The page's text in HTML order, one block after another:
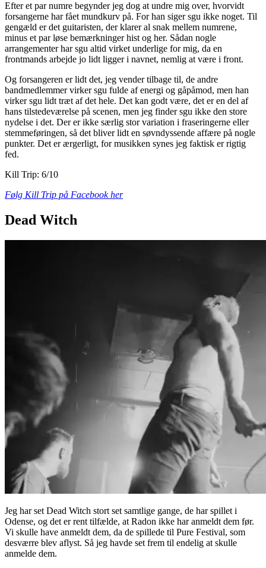
Efter et par numre begynder jeg dog at undre mig over, hvorvidt
forsangerne har fået mundkurv på. For han siger sgu ikke noget. Til
gengæld er det guitaristen, der klarer al snak mellem numrene,
minus et par løse bemærkninger hist og her. Sådan nogle
arrangementer har sgu altid virket underlige for mig, da en
frontmands arbejde jo lidt ligger i navnet, nemlig at være i front.
Og forsangeren er lidt det, jeg vender tilbage til, de andre
bandmedlemmer virker sgu fulde af energi og gåpåmod, men han
virker sgu lidt træt af det hele. Det kan godt være, det er en del af
hans tilstedeværelse på scenen, men jeg finder sgu ikke den store
nydelse i det. Der er ikke særlig stor variation i fraseringerne eller
stemmeføringen, så det bliver lidt en søvndyssende affære på nogle
punkter. Det er ærgerligt, for musikken synes jeg faktisk er rigtig
fed.
Kill Trip: 6/10
Følg Kill Trip på Facebook her
Dead Witch
Jeg har set Dead Witch stort set samtlige gange, de har spillet i
Odense, og det er rent tilfælde, at Radon ikke har anmeldt dem før.
Vi skulle have anmeldt dem, da de spillede til Pure Festival, som
desværre blev aflyst. Så jeg havde set frem til endelig at skulle
anmelde dem.